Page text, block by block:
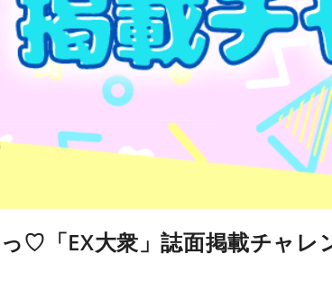
♡「EX大衆」誌面掲載チャレ